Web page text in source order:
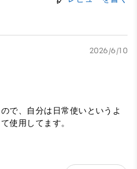
2026/6/10
で、自分は日常使いというよ
使用してます。